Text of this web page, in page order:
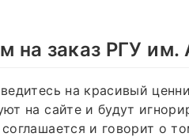
на заказ РГУ им.
на красивый
на сайте и будут
и говорит о